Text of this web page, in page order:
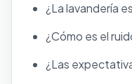
¿La lavandería
¿Cómo es el
¿Las